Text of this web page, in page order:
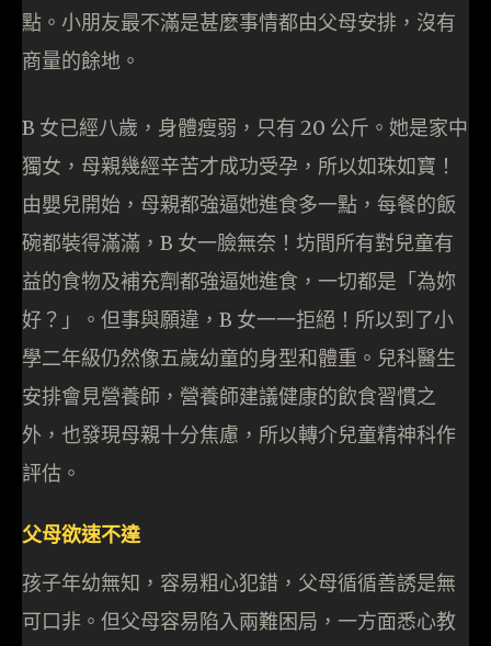
點。小朋友最不滿是甚麼事情都由父母安排，沒有
商量的餘地。
B 女已經八歲，身體瘦弱，只有 20 公斤。她是家中
獨女，母親幾經辛苦才成功受孕，所以如珠如寶！
由嬰兒開始，母親都強逼她進食多一點，每餐的飯
碗都裝得滿滿，B 女一臉無奈！坊間所有對兒童有
益的食物及補充劑都強逼她進食，一切都是「為妳
好？」。但事與願違，B 女一一拒絕！所以到了小
學二年級仍然像五歲幼童的身型和體重。兒科醫生
安排會見營養師，營養師建議健康的飲食習慣之
外，也發現母親十分焦慮，所以轉介兒童精神科作
評估。
父母欲速不達
孩子年幼無知，容易粗心犯錯，父母循循善誘是無
可口非。但父母容易陷入兩難困局，一方面悉心教